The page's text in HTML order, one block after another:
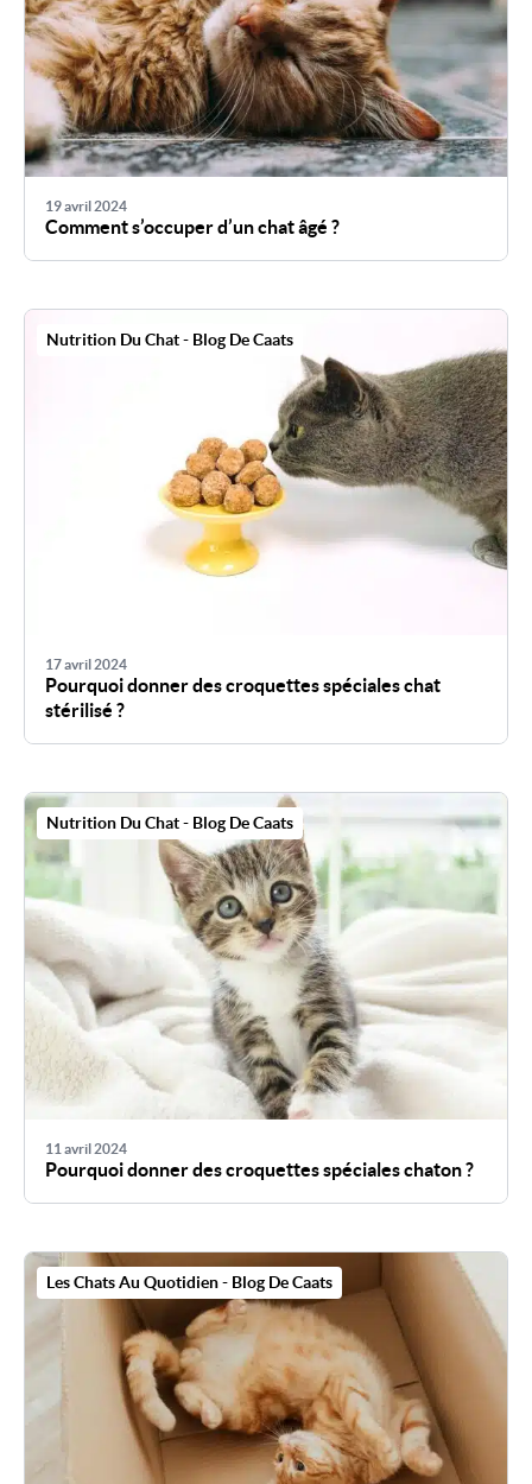
19 avril 2024
Comment s’occuper d’un chat âgé ?
Nutrition Du Chat - Blog De Caats
17 avril 2024
Pourquoi donner des croquettes spéciales chat
stérilisé ?
Nutrition Du Chat - Blog De Caats
11 avril 2024
Pourquoi donner des croquettes spéciales chaton ?
Les Chats Au Quotidien - Blog De Caats